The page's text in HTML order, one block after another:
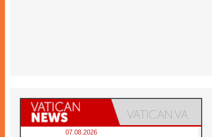
07.08.2026